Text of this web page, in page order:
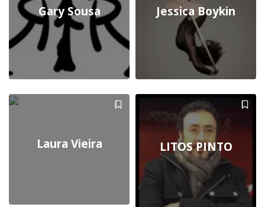
Gary Sousa Jessica Boykin
Laura Vieira LITOS PINTO